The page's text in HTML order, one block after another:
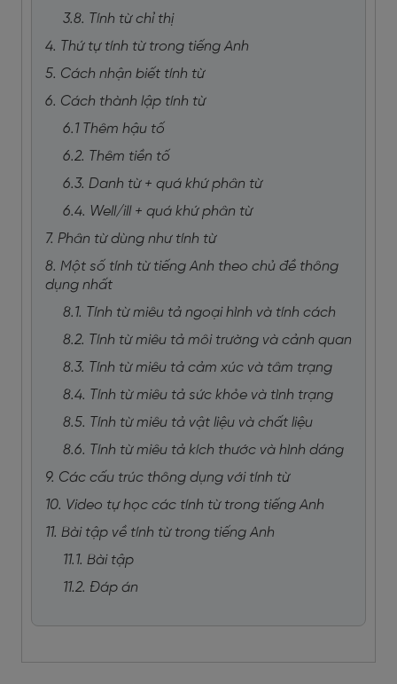
3.8. Tính từ chỉ thị
4. Thứ tự tính từ trong tiếng Anh
5. Cách nhận biết tính từ
6. Cách thành lập tính từ
6.1 Thêm hậu tố
6.2. Thêm tiền tố
6.3. Danh từ + quá khứ phân từ
6.4. Well/ill + quá khứ phân từ
7. Phân từ dùng như tính từ
8. Một số tính từ tiếng Anh theo chủ đề thông
dụng nhất
8.1. Tính từ miêu tả ngoại hình và tính cách
8.2. Tính từ miêu tả môi trường và cảnh quan
8.3. Tính từ miêu tả cảm xúc và tâm trạng
8.4. Tính từ miêu tả sức khỏe và tình trạng
8.5. Tính từ miêu tả vật liệu và chất liệu
8.6. Tính từ miêu tả kích thước và hình dáng
9. Các cấu trúc thông dụng với tính từ
10. Video tự học các tính từ trong tiếng Anh
11. Bài tập về tính từ trong tiếng Anh
11.1. Bài tập
11.2. Đáp án